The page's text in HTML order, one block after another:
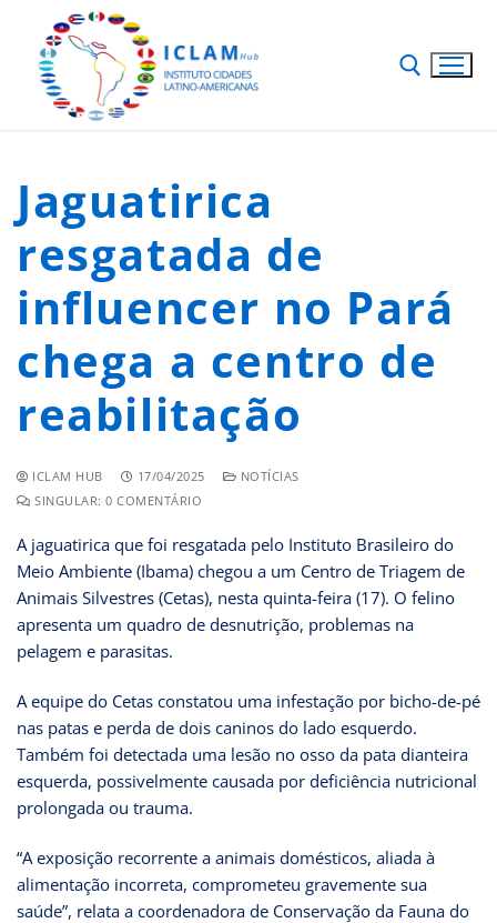
Jaguatirica
resgatada de
influencer no Pará
chega a centro de
reabilitação
ICLAM HUB 17/04/2025
NOTÍCIAS
SINGULAR: 0 COMENTÁRIO
A jaguatirica que foi resgatada pelo Instituto Brasileiro do
Meio Ambiente (Ibama) chegou a um Centro de Triagem de
Animais Silvestres (Cetas), nesta quinta-feira (17). O felino
apresenta um quadro de desnutrição, problemas na
pelagem e parasitas.
A equipe do Cetas constatou uma infestação por bicho-de-pé
nas patas e perda de dois caninos do lado esquerdo.
Também foi detectada uma lesão no osso da pata dianteira
esquerda, possivelmente causada por deficiência nutricional
prolongada ou trauma.
“A exposição recorrente a animais domésticos, aliada à
alimentação incorreta, comprometeu gravemente sua
saúde”, relata a coordenadora de Conservação da Fauna do